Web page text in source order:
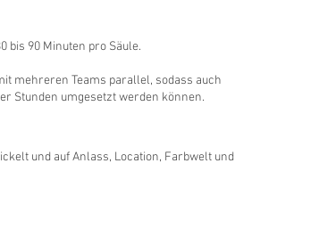
bis 90 Minuten pro Säule.
mehreren Teams parallel, sodass auch
Stunden umgesetzt werden können.
und auf Anlass, Location, Farbwelt und